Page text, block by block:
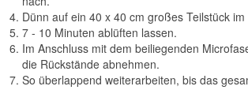
Dünn auf ein 40 x 40 cm großes Teilstück
7 - 10 Minuten ablüften lassen.
Im Anschluss mit dem beiliegenden
die Rückstände abnehmen.
So überlappend weiterarbeiten, bis das